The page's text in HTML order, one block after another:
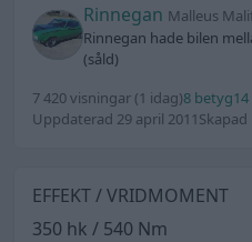
Rinnegan Malleus
Rinnegan hade bilen
(såld)
7 420 visningar (1 idag)8 betyg
Uppdaterad 29 april 2011Skapad
EFFEKT / VRIDMOMENT
350 hk / 540 Nm